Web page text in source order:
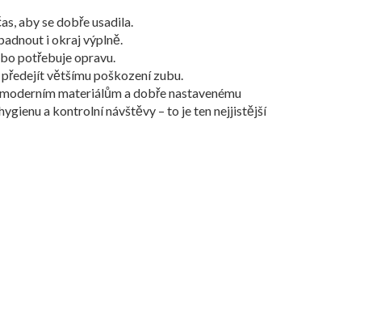
aby se dobře usadila.
i okraj výplně.
potřebuje opravu.
většímu poškození zubu.
materiálům a dobře nastavenému
a kontrolní návštěvy – to je ten nejjistější